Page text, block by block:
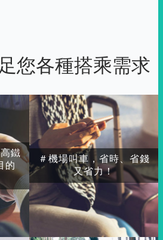
您各種搭乘需求
鐵
的
＃機場叫車，省時、省錢
又省力！